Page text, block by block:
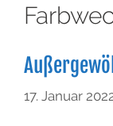
17. Januar